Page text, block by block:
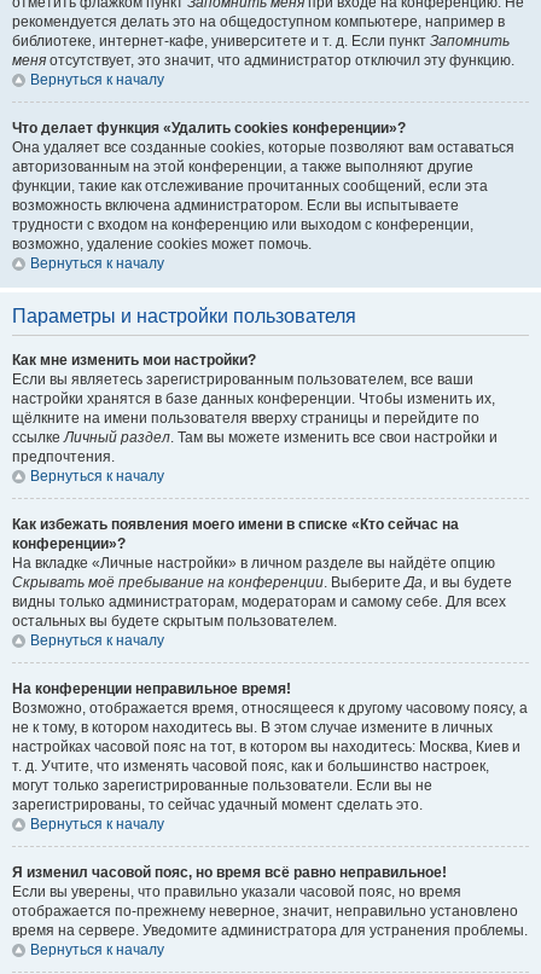
рекомендуется делать это на общедоступном компьютере, например в
библиотеке, интернет-кафе, университете и т. д. Если пункт Запомнить
меня отсутствует, это значит, что администратор отключил эту функцию.
Вернуться к началу
Что делает функция «Удалить cookies конференции»?
Она удаляет все созданные cookies, которые позволяют вам оставаться
авторизованным на этой конференции, а также выполняют другие
функции, такие как отслеживание прочитанных сообщений, если эта
возможность включена администратором. Если вы испытываете
трудности с входом на конференцию или выходом с конференции,
возможно, удаление cookies может помочь.
Вернуться к началу
Параметры и настройки пользователя
Как мне изменить мои настройки?
Если вы являетесь зарегистрированным пользователем, все ваши
настройки хранятся в базе данных конференции. Чтобы изменить их,
щёлкните на имени пользователя вверху страницы и перейдите по
ссылкеЛичный раздел. Там вы можете изменить все свои настройки и
предпочтения.
Вернуться к началу
Как избежать появления моего имени в списке «Кто сейчас на
конференции»?
На вкладке «Личные настройки» в личном разделе вы найдёте опцию
Скрывать моё пребывание на конференции. ВыберитеДа, и вы будете
видны только администраторам, модераторам и самому себе. Для всех
остальных вы будете скрытым пользователем.
Вернуться к началу
На конференции неправильное время!
Возможно, отображается время, относящееся к другому часовому поясу, а
не к тому, в котором находитесь вы. В этом случае измените в личных
настройках часовой пояс на тот, в котором вы находитесь: Москва, Киев и
т. д. Учтите, что изменять часовой пояс, как и большинство настроек,
могут только зарегистрированные пользователи. Если вы не
зарегистрированы, то сейчас удачный момент сделать это.
Вернуться к началу
Я изменил часовой пояс, но время всё равно неправильное!
Если вы уверены, что правильно указали часовой пояс, но время
отображается по-прежнему неверное, значит, неправильно установлено
время на сервере. Уведомите администратора для устранения проблемы.
Вернуться к началу